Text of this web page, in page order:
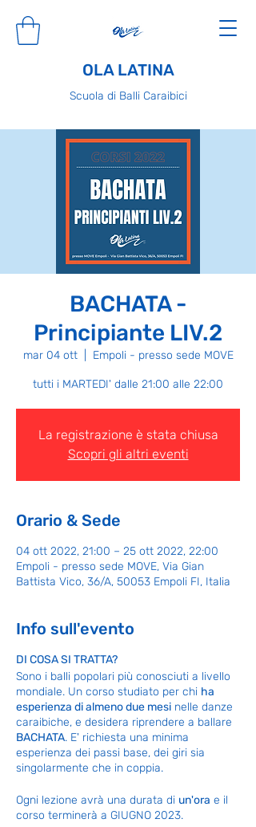
OLA LATINA
Scuola di Balli Caraibici
BACHATA -
Principiante LIV.2
mar 04 ott
  |
Empoli - presso sede MOVE
tutti i MARTEDI' dalle 21:00 alle 22:00
La registrazione è stata chiusa
Scopri gli altri eventi
Orario & Sede
04 ott 2022, 21:00 – 25 ott 2022, 22:00
Empoli - presso sede MOVE, Via Gian
Battista Vico, 36/A, 50053 Empoli FI, Italia
Info sull'evento
DI COSA SI TRATTA?
Sono i balli popolari più conosciuti a livello
mondiale. Un corso studiato per chi ha
esperienza di almeno due mesi nelle danze
caraibiche, e desidera riprendere a ballare
BACHATA. E' richiesta una minima
esperienza dei passi base, dei giri sia
singolarmente che in coppia.
Ogni lezione avrà una durata di un'ora e il
corso terminerà a GIUGNO 2023.